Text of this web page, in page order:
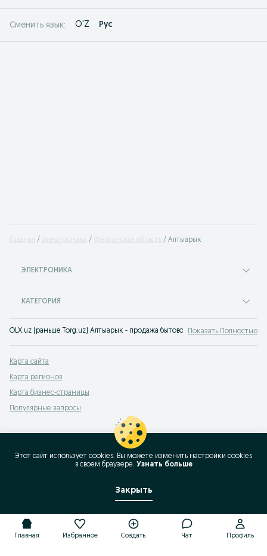
Сменить язык: O'Z Рус
Главная Электроника Ферганская область Алтыарык
ЭЛЕКТРОНИКА
КАТЕГОРИЯ
OLX.uz (раньше Torg.uz) Алтыарык - продажа бытовой техники в широком
Показать Полностью
Карта сайта
Карта регионов
Карта бизнес-страницы
Популярные запросы
Главная Избранное Создать Чат Профиль
Этот сайт использует cookies. Вы можете изменить настройки cookies
в своeм браузере. Узнать больше
Закрыть